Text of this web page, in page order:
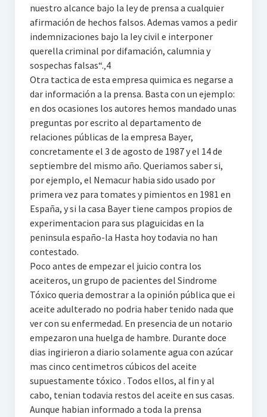
nuestro alcance bajo la ley de prensa a cualquier
afirmación de hechos falsos. Ademas vamos a pedir
indemnizaciones bajo la Iey civil e interponer
querella criminal por difamación, calumnia y
sospechas falsas“.‚4
Otra tactica de esta empresa quimica es negarse a
dar información a la prensa. Basta con un ejemplo:
en dos ocasiones los autores hemos mandado unas
preguntas por escrito al departamento de
relaciones públicas de la empresa Bayer,
concretamente el 3 de agosto de 1987 y el 14 de
septiembre del mismo año. Queriamos saber si,
por ejemplo, el Nemacur habia sido usado por
primera vez para tomates y pimientos en 1981 en
España, y si la casa Bayer tiene campos propios de
experimentacion para sus plaguicidas en la
peninsula españo-la Hasta hoy todavia no han
contestado.
Poco antes de empezar el juicio contra los
aceiteros, un grupo de pacientes del Sindrome
Tóxico queria demostrar a la opinión pública que ei
aceite adulterado no podria haber tenido nada que
ver con su enfermedad. En presencia de un notario
empezaron una huelga de hambre. Durante doce
dias ingirieron a diario solamente agua con azúcar
mas cinco centimetros cúbicos del aceite
supuestamente tóxico . Todos ellos, al fin y al
cabo, tenian todavia restos del aceite en sus casas.
Aunque habian informado a toda la prensa